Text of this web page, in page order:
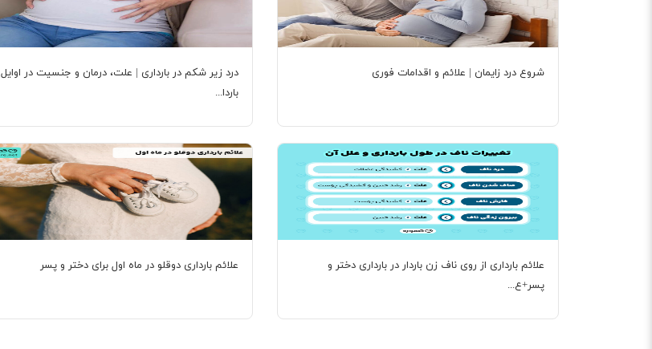
درد زیر شکم در بارداری | علت، درمان و جنسیت در اوایل
باردا...
شروع درد زایمان | علائم و اقدامات فوری
علائم بارداری دوقلو در ماه اول برای دختر و پسر
علائم بارداری از روی ناف زن باردار در بارداری دختر و
پسر+ع...